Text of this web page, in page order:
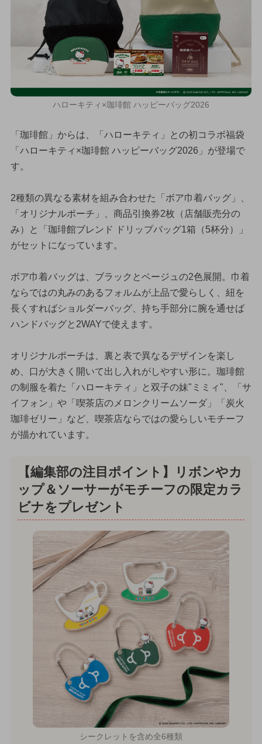
ハローキティ×珈琲館 ハッピーバッグ2026
「珈琲館」からは、「ハローキティ」との初コラボ福袋
「ハローキティ×珈琲館 ハッピーバッグ2026」が登場で
す。
2種類の異なる素材を組み合わせた「ボア巾着バッグ」、
「オリジナルポーチ」、商品引換券2枚（店舗販売分の
み）と「珈琲館ブレンド ドリップバッグ1箱（5杯分）」
がセットになっています。
ボア巾着バッグは、ブラックとベージュの2色展開。巾着
ならではの丸みのあるフォルムが上品で愛らしく、紐を
長くすればショルダーバッグ、持ち手部分に腕を通せば
ハンドバッグと2WAYで使えます。
オリジナルポーチは、裏と表で異なるデザインを楽し
め、口が大きく開いて出し入れがしやすい形に。珈琲館
の制服を着た「ハローキティ」と双子の妹"ミミィ"、「サ
イフォン」や「喫茶店のメロンクリームソーダ」「炭火
珈琲ゼリー」など、喫茶店ならではの愛らしいモチーフ
が描かれています。
【編集部の注目ポイント】リボンやカ
ップ＆ソーサーがモチーフの限定カラ
ビナをプレゼント
シークレットを含め全6種類